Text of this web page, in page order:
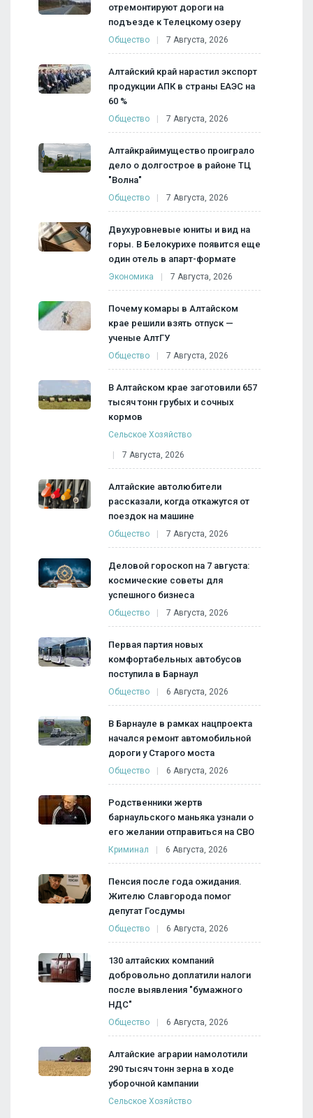
отремонтируют дороги на
подъезде к Телецкому озеру
Общество 7 Августа, 2026
Алтайский край нарастил экспорт
продукции АПК в страны ЕАЭС на
60 %
Общество 7 Августа, 2026
Алтайкрайимущество проиграло
дело о долгострое в районе ТЦ
"Волна"
Общество 7 Августа, 2026
Двухуровневые юниты и вид на
горы. В Белокурихе появится еще
один отель в апарт-формате
Экономика 7 Августа, 2026
Почему комары в Алтайском
крае решили взять отпуск —
ученые АлтГУ
Общество 7 Августа, 2026
В Алтайском крае заготовили 657
тысяч тонн грубых и сочных
кормов
Сельское Хозяйство
7 Августа, 2026
Алтайские автолюбители
рассказали, когда откажутся от
поездок на машине
Общество 7 Августа, 2026
Деловой гороскоп на 7 августа:
космические советы для
успешного бизнеса
Общество 7 Августа, 2026
Первая партия новых
комфортабельных автобусов
поступила в Барнаул
Общество 6 Августа, 2026
В Барнауле в рамках нацпроекта
начался ремонт автомобильной
дороги у Старого моста
Общество 6 Августа, 2026
Родственники жертв
барнаульского маньяка узнали о
его желании отправиться на СВО
Криминал 6 Августа, 2026
Пенсия после года ожидания.
Жителю Славгорода помог
депутат Госдумы
Общество 6 Августа, 2026
130 алтайских компаний
добровольно доплатили налоги
после выявления "бумажного
НДС"
Общество 6 Августа, 2026
Алтайские аграрии намолотили
290 тысяч тонн зерна в ходе
уборочной кампании
Сельское Хозяйство